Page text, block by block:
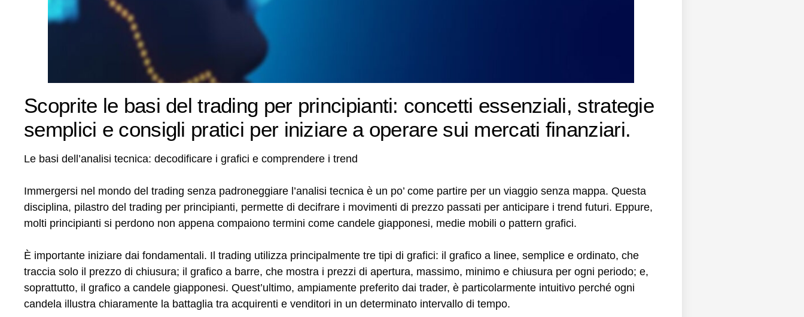
Scoprite le basi del trading per principianti: concetti essenziali, strategie
semplici e consigli pratici per iniziare a operare sui mercati finanziari.
Le basi dell’analisi tecnica: decodificare i grafici e comprendere i trend
Immergersi nel mondo del trading senza padroneggiare l’analisi tecnica è un po’ come partire per un viaggio senza mappa. Questa
disciplina, pilastro del trading per principianti, permette di decifrare i movimenti di prezzo passati per anticipare i trend futuri. Eppure,
molti principianti si perdono non appena compaiono termini come candele giapponesi, medie mobili o pattern grafici.
È importante iniziare dai fondamentali. Il trading utilizza principalmente tre tipi di grafici: il grafico a linee, semplice e ordinato, che
traccia solo il prezzo di chiusura; il grafico a barre, che mostra i prezzi di apertura, massimo, minimo e chiusura per ogni periodo; e,
soprattutto, il grafico a candele giapponesi. Quest’ultimo, ampiamente preferito dai trader, è particolarmente intuitivo perché ogni
candela illustra chiaramente la battaglia tra acquirenti e venditori in un determinato intervallo di tempo.